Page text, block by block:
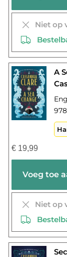
Niet op
A
€19,99
Niet op